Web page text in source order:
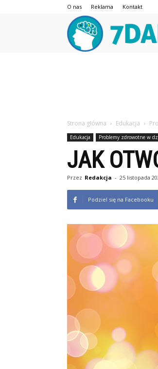
O nas Reklama Kontakt
Strona główna Edukacja
Edukacja Problemy zdrowotne w
JAK
Przez Redakcja - 25 listopada
Podziel się na Facebooku